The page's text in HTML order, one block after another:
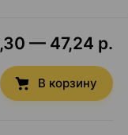
— 47,24 р.
В корзину